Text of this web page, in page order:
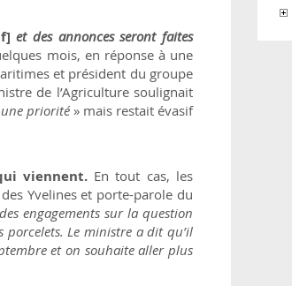
et des annonces seront faites
mois, en réponse à une
et président du groupe
de l’Agriculture soulignait
priorité» mais restait évasif
viennent. En tout cas, les
Yvelines et porte-parole du
engagements sur la question
Le ministre a dit qu’il
et on souhaite aller plus